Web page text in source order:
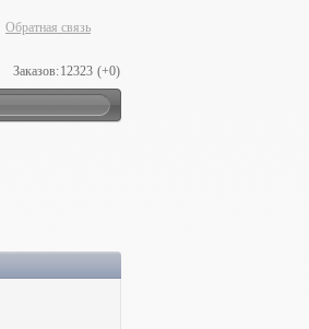
Обратная связь
Заказов:12323 (+0)